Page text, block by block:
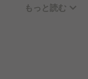
もっと読む